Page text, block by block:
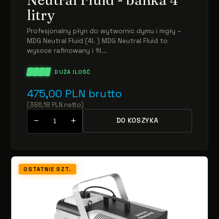
litry
Profesjonalny płyn do wytwornic dymu i mgły –
MDG Neutral Fluid (4l. ) MDG Neutral Fluid to
wysoce rafinowany i fil...
DUŻA ILOŚĆ
475,00 PLN brutto
(386,18 PLN netto)
− + DO KOSZYKA
OSTATNIE SZT.